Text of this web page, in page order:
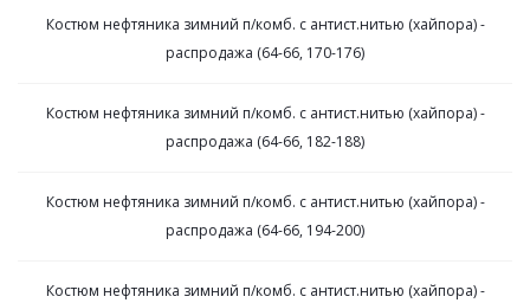
Костюм нефтяника зимний п/комб. с антист.нитью (хайпора) -
распродажа (64-66, 170-176)
Костюм нефтяника зимний п/комб. с антист.нитью (хайпора) -
распродажа (64-66, 182-188)
Костюм нефтяника зимний п/комб. с антист.нитью (хайпора) -
распродажа (64-66, 194-200)
Костюм нефтяника зимний п/комб. с антист.нитью (хайпора) -